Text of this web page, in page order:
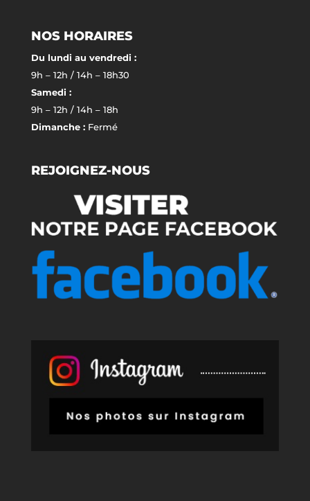
NOS HORAIRES
Du lundi au vendredi :
9h – 12h / 14h – 18h30
Samedi :
9h – 12h / 14h – 18h
Dimanche :Fermé
REJOIGNEZ-NOUS